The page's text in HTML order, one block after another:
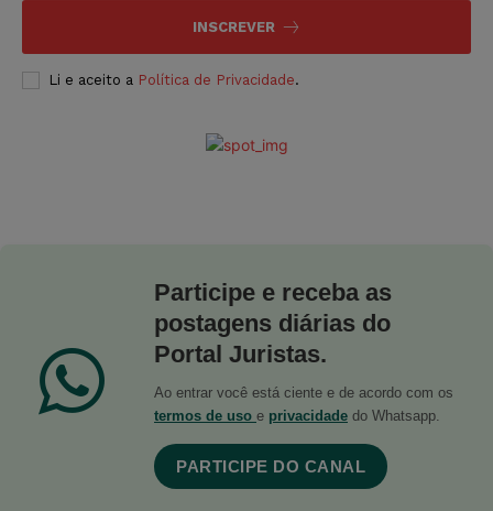
INSCREVER
Li e aceito a Política de Privacidade.
Participe e receba as
postagens diárias do
Portal Juristas.
Ao entrar você está ciente e de acordo com os
termos de uso e privacidade do Whatsapp.
PARTICIPE DO CANAL